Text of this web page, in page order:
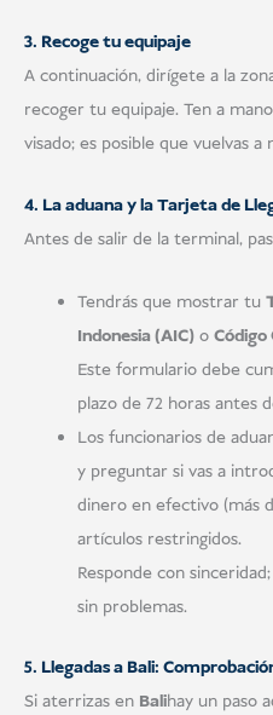
3. Recoge tu equipaje
A continuación, dirígete a la
recoger tu equipaje. Ten a
visado; es posible que vuelvas
4. La aduana y la Tarjeta de
Antes de salir de la terminal,
Tendrás que mostrar tu
Indonesia (AIC)o Código
Este formulario debe
plazo de 72 horas antes
Los funcionarios de
y preguntar si vas a
dinero en efectivo (más
artículos restringidos.
Responde con
sin problemas.
5. Llegadas a Bali:
Si aterrizas en Balihay un paso